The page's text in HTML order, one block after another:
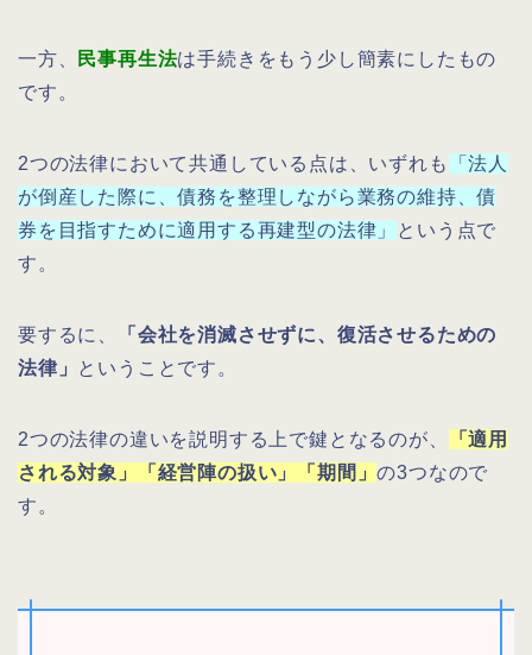
一方、 民事再生法は手続きをもう少し簡素にしたもの
です。
2つの法律において共通している点は、いずれも
「法人
が倒産した際に、債務を整理しながら業務の維持、債
券を目指すために適用する再建型の法律」
という点で
す。
要するに、
「会社を消滅させずに、復活させるための
法律」 ということです。
2つの法律の違いを説明する上で鍵となるのが、
「適用
される対象」「経営陣の扱い」「期間」の3つなので
す。